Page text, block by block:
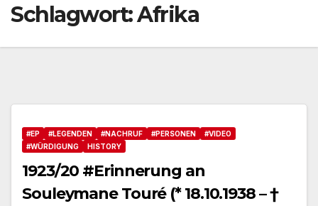
Schlagwort:Afrika
#EP #LEGENDEN #NACHRUF #PERSONEN
#VIDEO
#WÜRDIGUNG
HISTORY
1923/20 #Erinnerung an
Souleymane Touré (* 18.10.1938 – †